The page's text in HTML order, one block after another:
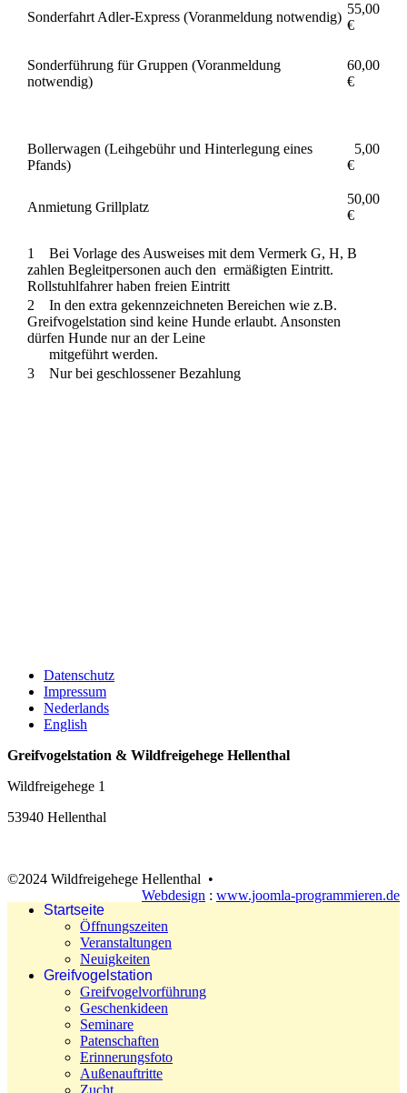
Sonderfahrt Adler-Express (Voranmeldung notwendig)
55,00
€
Sonderführung für Gruppen (Voranmeldung
notwendig)
60,00
€
Bollerwagen (Leihgebühr und Hinterlegung eines
Pfands)
5,00
€
Anmietung Grillplatz
50,00
€
1 Bei Vorlage des Ausweises mit dem Vermerk G, H, B
zahlen Begleitpersonen auch den ermäßigten Eintritt.
Rollstuhlfahrer haben freien Eintritt
2 In den extra gekennzeichneten Bereichen wie z.B.
Greifvogelstation sind keine Hunde erlaubt. Ansonsten
dürfen Hunde nur an der Leine
mitgeführt werden.
3 Nur bei geschlossener Bezahlung
Datenschutz
Impressum
Nederlands
English
Greifvogelstation & Wildfreigehege Hellenthal
Wildfreigehege 1
53940 Hellenthal
©2024 Wildfreigehege Hellenthal •
Webdesign : www.joomla-programmieren.de
Startseite
Öffnungszeiten
Veranstaltungen
Neuigkeiten
Greifvogelstation
Greifvogelvorführung
Geschenkideen
Seminare
Patenschaften
Erinnerungsfoto
Außenauftritte